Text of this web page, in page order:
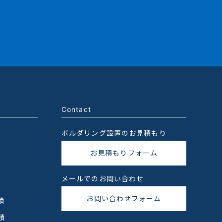
Contact
ボルダリング設置のお見積もり
お見積もりフォーム
メールでのお問い合わせ
お問い合わせフォーム